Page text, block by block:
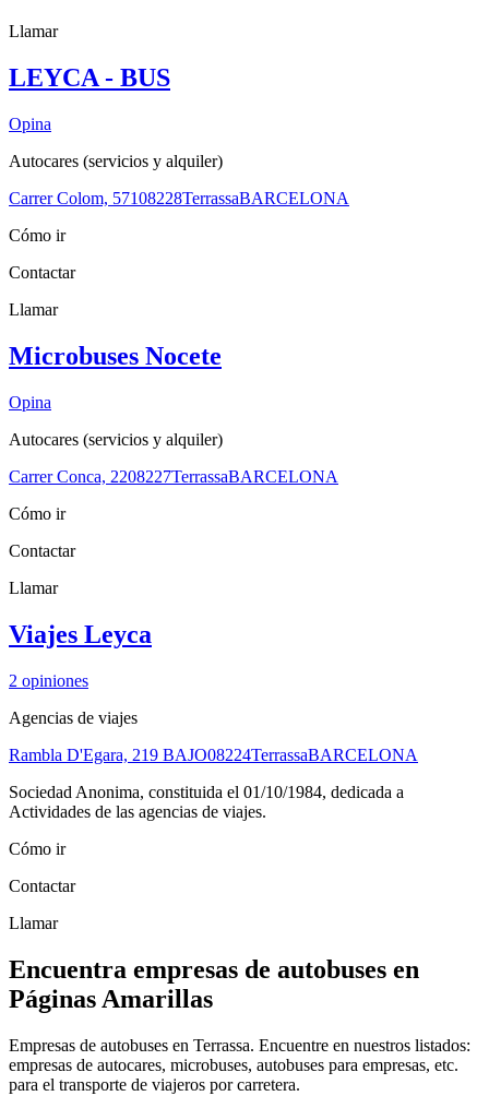
Llamar
LEYCA - BUS
Opina
Autocares (servicios y alquiler)
Carrer Colom, 57108228TerrassaBARCELONA
Cómo ir
Contactar
Llamar
Microbuses Nocete
Opina
Autocares (servicios y alquiler)
Carrer Conca, 2208227TerrassaBARCELONA
Cómo ir
Contactar
Llamar
Viajes Leyca
2 opiniones
Agencias de viajes
Rambla D'Egara, 219 BAJO08224TerrassaBARCELONA
Sociedad Anonima, constituida el 01/10/1984, dedicada a
Actividades de las agencias de viajes.
Cómo ir
Contactar
Llamar
Encuentra empresas de autobuses en
Páginas Amarillas
Empresas de autobuses en Terrassa. Encuentre en nuestros listados:
empresas de autocares, microbuses, autobuses para empresas, etc.
para el transporte de viajeros por carretera.